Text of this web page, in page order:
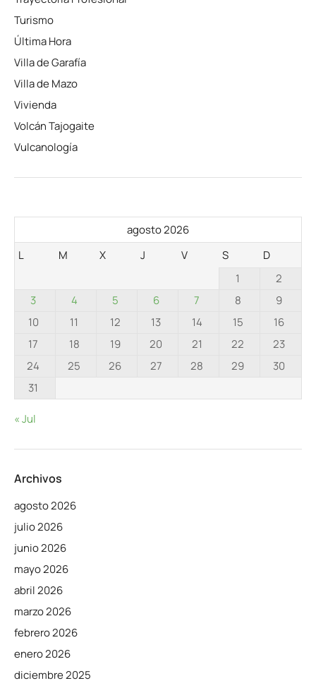
Turismo
Última Hora
Villa de Garafía
Villa de Mazo
Vivienda
Volcán Tajogaite
Vulcanología
agosto 2026
L
M X J V S
D
1
2
3
4 5 6 7 8
9
10
11 12 13 14 15
16
17
18 19 20 21 22
23
24
25 26 27 28 29
30
31
« Jul
Archivos
agosto 2026
julio 2026
junio 2026
mayo 2026
abril 2026
marzo 2026
febrero 2026
enero 2026
diciembre 2025